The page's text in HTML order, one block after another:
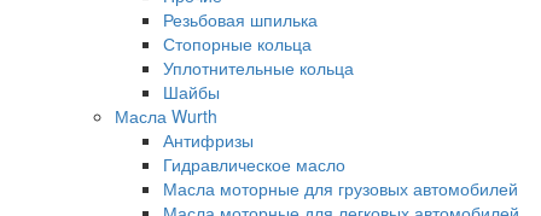
Резьбовая шпилька
Стопорные кольца
Уплотнительные кольца
Шайбы
Масла Wurth
Антифризы
Гидравлическое масло
Масла моторные для грузовых автомобилей